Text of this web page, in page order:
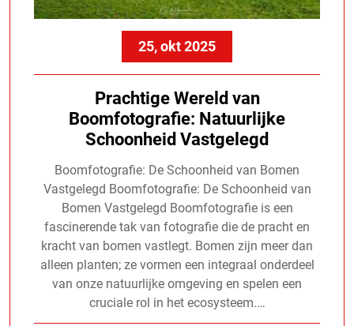
25, okt 2025
Prachtige Wereld van
Boomfotografie: Natuurlijke
Schoonheid Vastgelegd
Boomfotografie: De Schoonheid van Bomen
Vastgelegd Boomfotografie: De Schoonheid van
Bomen Vastgelegd Boomfotografie is een
fascinerende tak van fotografie die de pracht en
kracht van bomen vastlegt. Bomen zijn meer dan
alleen planten; ze vormen een integraal onderdeel
van onze natuurlijke omgeving en spelen een
cruciale rol in het ecosysteem.…